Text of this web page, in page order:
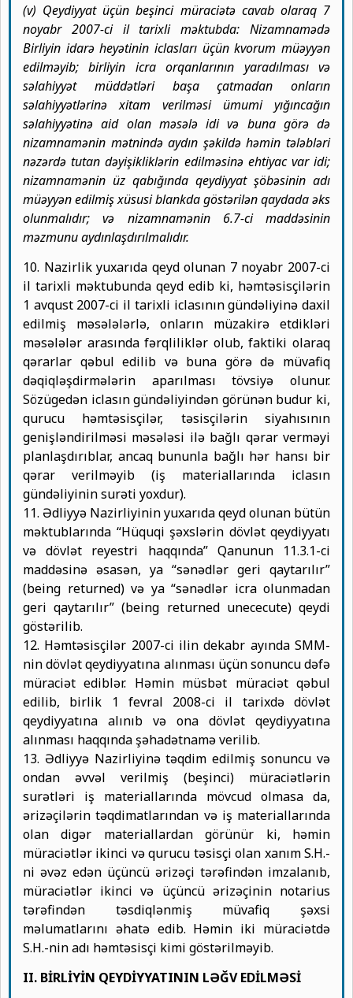
(v) Qeydiyyat üçün beşinci müraciətə cavab olaraq 7
noyabr 2007-ci il tarixli məktubda: Nizamnamədə
Birliyin idarə heyətinin iclasları üçün kvorum müəyyən
edilməyib; birliyin icra orqanlarının yaradılması və
səlahiyyət müddətləri başa çatmadan onların
səlahiyyətlərinə xitam verilməsi ümumi yığıncağın
səlahiyyətinə aid olan məsələ idi və buna görə də
nizamnamənin mətnində aydın şəkildə həmin tələbləri
nəzərdə tutan dəyişikliklərin edilməsinə ehtiyac var idi;
nizamnamənin üz qabığında qeydiyyat şöbəsinin adı
müəyyən edilmiş xüsusi blankda göstərilən qaydada əks
olunmalıdır; və nizamnamənin 6.7-ci maddəsinin
məzmunu aydınlaşdırılmalıdır.
10. Nazirlik yuxarıda qeyd olunan 7 noyabr 2007-ci
il tarixli məktubunda qeyd edib ki, həmtəsisçilərin
1 avqust 2007-ci il tarixli iclasının gündəliyinə daxil
edilmiş məsələlərlə, onların müzakirə etdikləri
məsələlər arasında fərqliliklər olub, faktiki olaraq
qərarlar qəbul edilib və buna görə də müvafiq
dəqiqləşdirmələrin aparılması tövsiyə olunur.
Sözügedən iclasın gündəliyindən görünən budur ki,
qurucu həmtəsisçilər, təsisçilərin siyahısının
genişləndirilməsi məsələsi ilə bağlı qərar verməyi
planlaşdırıblar, ancaq bununla bağlı hər hansı bir
qərar verilməyib (iş materiallarında iclasın
gündəliyinin surəti yoxdur).
11. Ədliyyə Nazirliyinin yuxarıda qeyd olunan bütün
məktublarında “Hüquqi şəxslərin dövlət qeydiyyatı
və dövlət reyestri haqqında” Qanunun 11.3.1-ci
maddəsinə əsasən, ya “sənədlər geri qaytarılır”
(being returned) və ya “sənədlər icra olunmadan
geri qaytarılır” (being returned unececute) qeydi
göstərilib.
12. Həmtəsisçilər 2007-ci ilin dekabr ayında SMM-
nin dövlət qeydiyyatına alınması üçün sonuncu dəfə
müraciət ediblər. Həmin müsbət müraciət qəbul
edilib, birlik 1 fevral 2008-ci il tarixdə dövlət
qeydiyyatına alınıb və ona dövlət qeydiyyatına
alınması haqqında şəhadətnamə verilib.
13. Ədliyyə Nazirliyinə təqdim edilmiş sonuncu və
ondan əvvəl verilmiş (beşinci) müraciətlərin
surətləri iş materiallarında mövcud olmasa da,
ərizəçilərin təqdimatlarından və iş materiallarında
olan digər materiallardan görünür ki, həmin
müraciətlər ikinci və qurucu təsisçi olan xanım S.H.-
ni əvəz edən üçüncü ərizəçi tərəfindən imzalanıb,
müraciətlər ikinci və üçüncü ərizəçinin notarius
tərəfindən təsdiqlənmiş müvafiq şəxsi
məlumatlarını əhatə edib. Həmin iki müraciətdə
S.H.-nin adı həmtəsisçi kimi göstərilməyib.
II. BİRLİYİN QEYDİYYATININ LƏĞV EDİLMƏSİ